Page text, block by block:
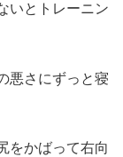
いとトレーニン
悪さにずっと寝
をかばって右向